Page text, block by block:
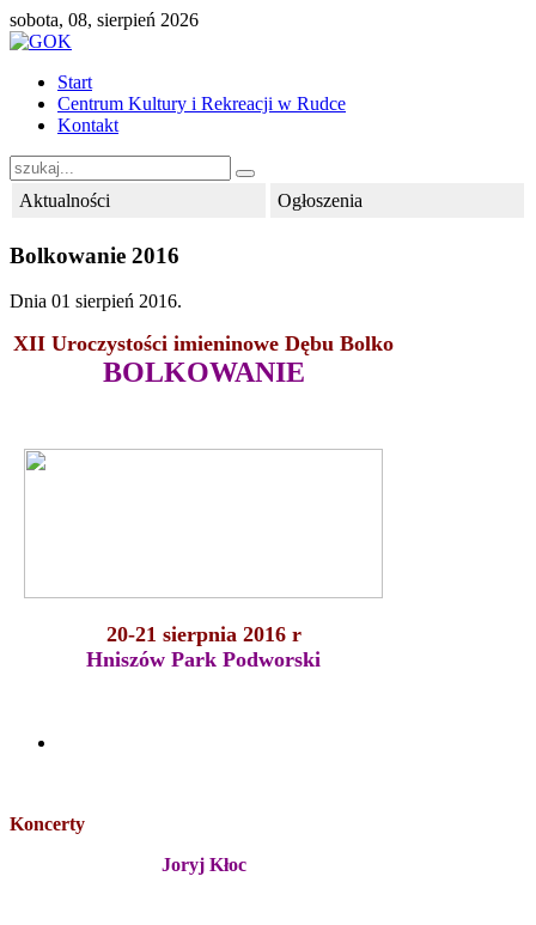
sobota, 08, sierpień 2026
Start
Centrum Kultury i Rekreacji w Rudce
Kontakt
Aktualności Ogłoszenia
Bolkowanie 2016
Dnia 01 sierpień 2016.
XII Uroczystości imieninowe Dębu Bolko
BOLKOWANIE
20-21 sierpnia 2016 r
Hniszów Park Podworski
Koncerty
Joryj Kłoc